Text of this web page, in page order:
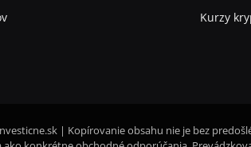
Kurzy
| Kopírovanie obsahu nie je bez